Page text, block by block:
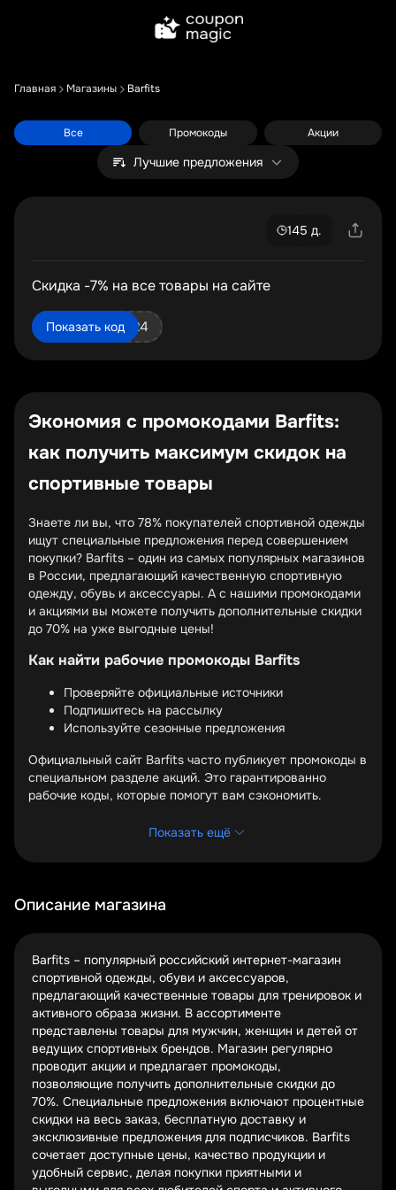
Главная Магазины Barfits
Все Промокоды Акции
Лучшие предложения
145 д.
Скидка -7% на все товары на сайте
Показать код
admitad2024
Экономия с промокодами Barfits:
как получить максимум скидок на
спортивные товары
Знаете ли вы, что 78% покупателей спортивной одежды
ищут специальные предложения перед совершением
покупки? Barfits – один из самых популярных магазинов
в России, предлагающий качественную спортивную
одежду, обувь и аксессуары. А с нашими промокодами
и акциями вы можете получить дополнительные скидки
до 70% на уже выгодные цены!
Как найти рабочие промокоды Barfits
Проверяйте официальные источники
Подпишитесь на рассылку
Используйте сезонные предложения
Официальный сайт Barfits часто публикует промокоды в
специальном разделе акций. Это гарантированно
рабочие коды, которые помогут вам сэкономить.
упустите выгодное предложение.
Подписавшись на email-рассылку Barfits, вы будете
предложениях. Многие из этих скидок доступны только
подписчикам и не публикуются в открытых источниках.
Barfits. Черная пятница, новогодние скидки, летние
распродажи – в эти периоды магазин предлагает самые
значительные скидки, которые можно дополнительно
увеличить с помощью промокодов.
Типы акций и скидок в Barfits
Процентные скидки на весь заказ
Специальные предложения на отдельные
категории
Бесплатная доставка и подарки
Самые популярные промокоды Barfits предлагают
процентную скидку на весь заказ. Это могут быть
Показать ещё
Описание магазина
Barfits – популярный российский интернет-магазин
спортивной одежды, обуви и аксессуаров,
предлагающий качественные товары для тренировок и
активного образа жизни. В ассортименте
представлены товары для мужчин, женщин и детей от
ведущих спортивных брендов. Магазин регулярно
проводит акции и предлагает промокоды,
позволяющие получить дополнительные скидки до
70%. Специальные предложения включают процентные
скидки на весь заказ, бесплатную доставку и
эксклюзивные предложения для подписчиков. Barfits
сочетает доступные цены, качество продукции и
удобный сервис, делая покупки приятными и